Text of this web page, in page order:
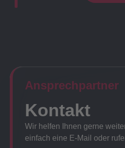
Ansprechpartner​
Kontakt
Wir helfen Ihnen gerne
einfach eine E-Mail oder